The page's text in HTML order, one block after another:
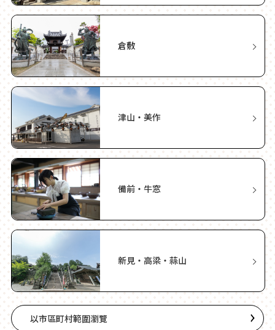
以市區町村範圍瀏覽
倉敷
津山・美作
備前・牛窓
新見・高梁・蒜山